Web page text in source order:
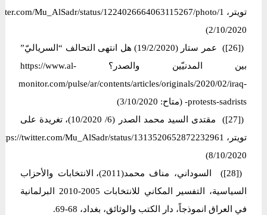
2/10/2020)
([26]) عمر ستار (19/2/2020) هل انتهى التحالف “السرياليّ”
بين المدنيّين والصدر؟ https://www.al-
monitor.com/pulse/ar/contents/articles/originals/2020/02/iraq-
protests-sadrists- (متاح: 3/10/2020)
([27]) مقتدی السید محمد الصدر (6/ 10/2020)، تغریدة علی
8/10/2020)
([28]) السوداني، مناف محمد(2011)، الانتخابات والأحزاب
السياسية، التفسير المكاني للانتخابات 2005-2010 البرلمانية
في العراق انموذجاً، دار الكتب والوثائق، بغداد، 68-69.